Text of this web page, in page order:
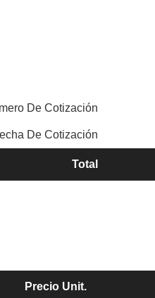
De Cotización
De Cotización
Total
Precio Unit.